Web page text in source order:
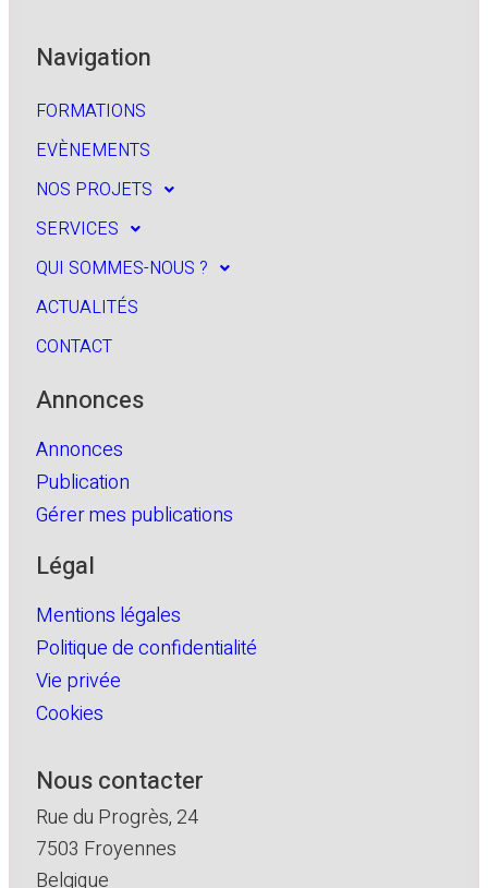
Navigation
FORMATIONS
EVÈNEMENTS
NOS PROJETS
SERVICES
QUI SOMMES-NOUS ?
ACTUALITÉS
CONTACT
Annonces
Annonces
Publication
Gérer mes publications
Légal
Mentions légales
Politique de confidentialité
Vie privée
Cookies
Nous contacter
Rue du Progrès, 24
7503 Froyennes
Belgique